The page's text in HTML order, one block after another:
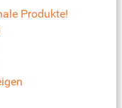
Produkte!